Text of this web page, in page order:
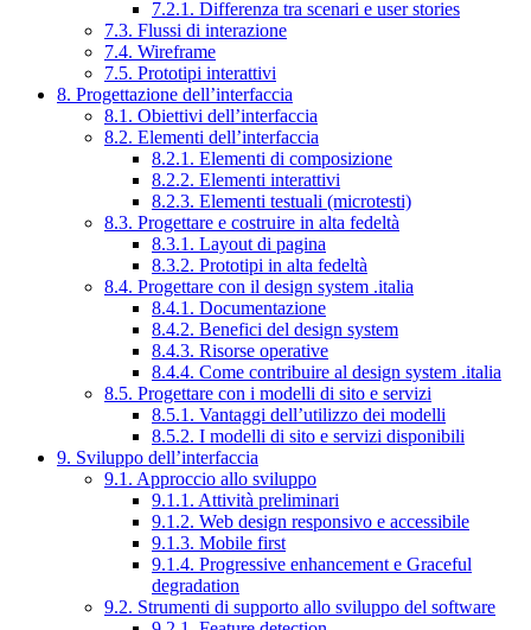
7.2.1. Differenza tra scenari e user stories
7.3. Flussi di interazione
7.4. Wireframe
7.5. Prototipi interattivi
8. Progettazione dell’interfaccia
8.1. Obiettivi dell’interfaccia
8.2. Elementi dell’interfaccia
8.2.1. Elementi di composizione
8.2.2. Elementi interattivi
8.2.3. Elementi testuali (microtesti)
8.3. Progettare e costruire in alta fedeltà
8.3.1. Layout di pagina
8.3.2. Prototipi in alta fedeltà
8.4. Progettare con il design system .italia
8.4.1. Documentazione
8.4.2. Benefici del design system
8.4.3. Risorse operative
8.4.4. Come contribuire al design system .italia
8.5. Progettare con i modelli di sito e servizi
8.5.1. Vantaggi dell’utilizzo dei modelli
8.5.2. I modelli di sito e servizi disponibili
9. Sviluppo dell’interfaccia
9.1. Approccio allo sviluppo
9.1.1. Attività preliminari
9.1.2. Web design responsivo e accessibile
9.1.3. Mobile first
9.1.4. Progressive enhancement e Graceful
degradation
9.2. Strumenti di supporto allo sviluppo del software